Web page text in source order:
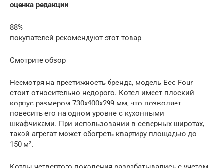
оценка редакции
88%
покупателей рекомендуют этот товар
Смотрите обзор
Несмотря на престижность бренда, модель Eco Four
стоит относительно недорого. Котел имеет плоский
корпус размером 730x400x299 мм, что позволяет
повесить его на одном уровне с кухонными
шкафчиками. При использовании в северных широтах,
такой агрегат может обогреть квартиру площадью до
150 м².